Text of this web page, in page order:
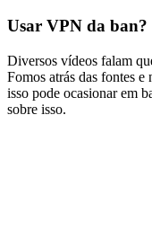
Usar VPN da ban?
Diversos vídeos falam
Fomos atrás das fontes
isso pode ocasionar em
sobre isso.